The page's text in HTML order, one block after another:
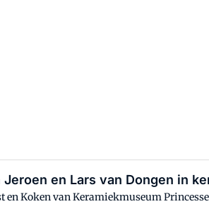
en Lars van Dongen in
Koken van Keramiekmuseum